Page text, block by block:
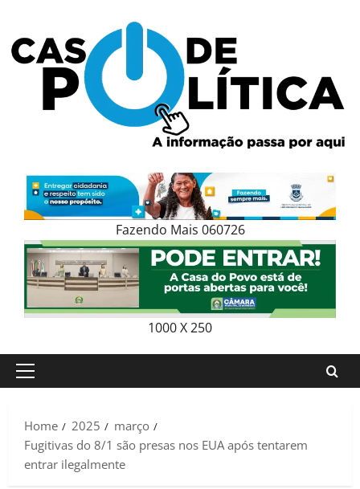
content
Fazendo Mais 060726
1000 X 250
Primary
Home
2025
março
Fugitivas do 8/1 são presas nos EUA após tentarem
entrar ilegalmente